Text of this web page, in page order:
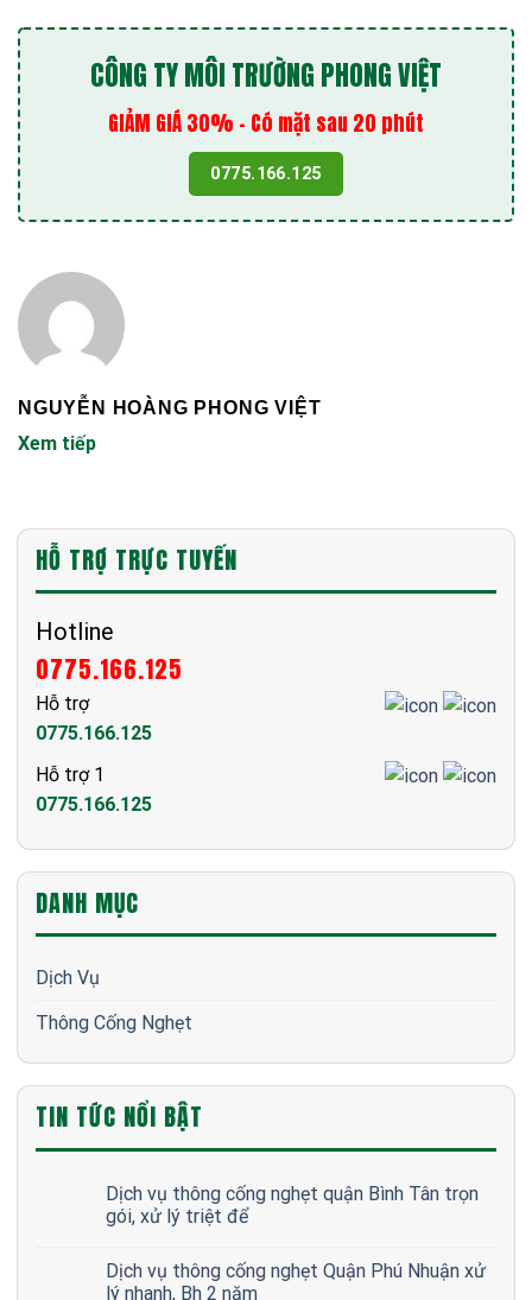
CÔNG TY MÔI TRƯỜNG PHONG VIỆT
GIẢM GIÁ 30% - Có mặt sau 20 phút
0775.166.125
NGUYỄN HOÀNG PHONG VIỆT
Xem tiếp
HỖ TRỢ TRỰC TUYẾN
Hotline
0775.166.125
Hỗ trợ
0775.166.125
Hỗ trợ 1
0775.166.125
DANH MỤC
Dịch Vụ
Thông Cống Nghẹt
TIN TỨC NỔI BẬT
Dịch vụ thông cống nghẹt quận Bình Tân trọn
gói, xử lý triệt để
Dịch vụ thông cống nghẹt Quận Phú Nhuận xử
lý nhanh, Bh 2 năm